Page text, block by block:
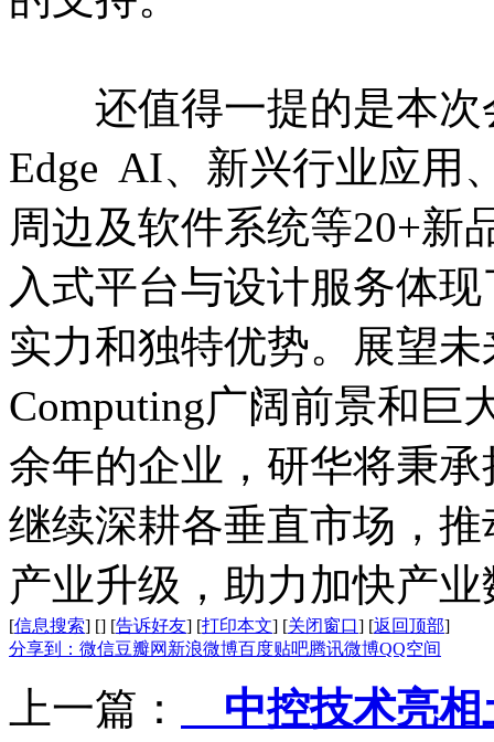
还值得一提的是本次
Edge AI、新兴行业应用
周边及软件系统等20+新
入式平台与设计服务体
实力和独特优势。展望
Computing广阔前景和巨
余年的企业，研华将秉
继续深耕各垂直市场，
产业升级，助力加快产
[信息搜索] [] [告诉好友] [打印本文] [关闭窗口] [返回顶部]
分享到： 微信豆瓣网 新浪微博百度贴吧腾讯微博QQ空间
上一篇：
中控技术亮相